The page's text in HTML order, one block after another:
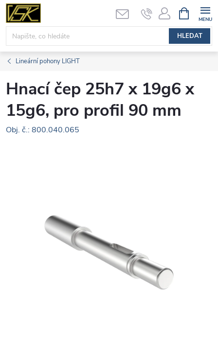
Přejít
obsah
HLEDAT
NÁKUPNÍ
KOŠÍK
Lineární pohony LIGHT
Hnací čep 25h7 x 19g6 x
15g6, pro profil 90 mm
Obj. č.: 800.040.065